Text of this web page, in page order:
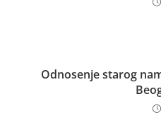
Odnosenje starog